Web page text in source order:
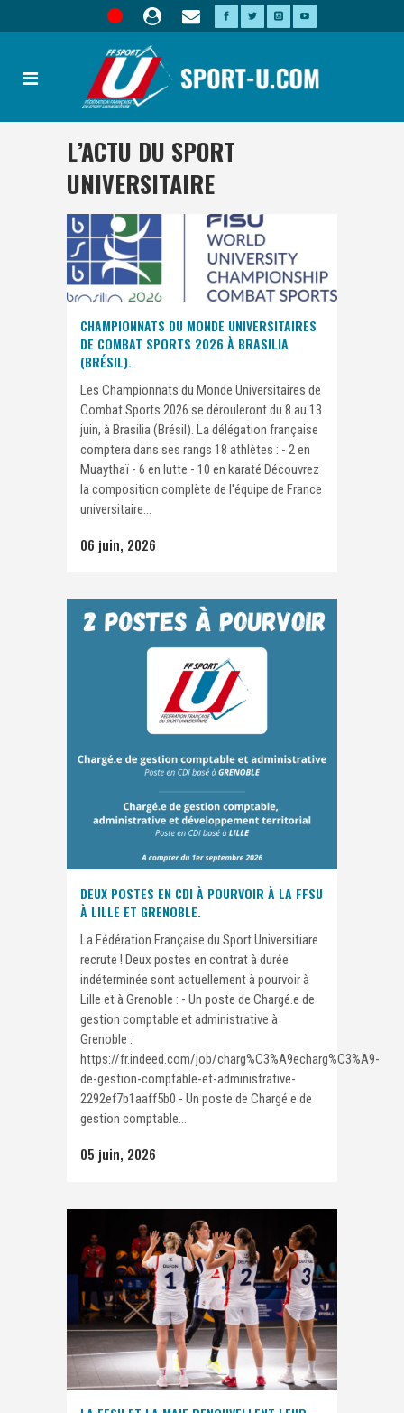
L’ACTU DU SPORT
UNIVERSITAIRE
CHAMPIONNATS DU MONDE UNIVERSITAIRES
DE COMBAT SPORTS 2026 À BRASILIA
(BRÉSIL).
Les Championnats du Monde Universitaires de
Combat Sports 2026 se dérouleront du 8 au 13
juin, à Brasilia (Brésil). La délégation française
comptera dans ses rangs 18 athlètes : - 2 en
Muaythaï - 6 en lutte - 10 en karaté Découvrez
la composition complète de l'équipe de France
universitaire...
06 juin, 2026
DEUX POSTES EN CDI À POURVOIR À LA FFSU
À LILLE ET GRENOBLE.
La Fédération Française du Sport Universitiare
recrute ! Deux postes en contrat à durée
indéterminée sont actuellement à pourvoir à
Lille et à Grenoble : - Un poste de Chargé.e de
gestion comptable et administrative à
Grenoble :
https://fr.indeed.com/job/charg%C3%A9echarg%C3%A9-
de-gestion-comptable-et-administrative-
2292ef7b1aaff5b0 - Un poste de Chargé.e de
gestion comptable...
05 juin, 2026